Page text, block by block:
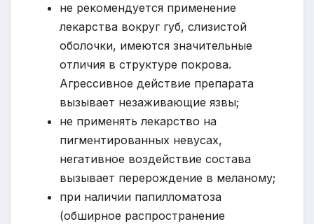
не рекомендуется применение
лекарства вокруг губ, слизистой
оболочки, имеются значительные
отличия в структуре покрова.
Агрессивное действие препарата
вызывает незаживающие язвы;
не применять лекарство на
пигментированных невусах,
негативное воздействие состава
вызывает перерождение в меланому;
при наличии папилломатоза
(обширное распространение